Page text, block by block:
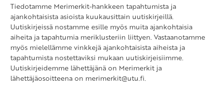
Tiedotamme Merimerkit-hankkeen tapahtumista ja
ajankohtaisista asioista kuukausittain uutiskirjeillä.
Uutiskirjeissä nostamme esille myös muita ajankohtaisia
aiheita ja tapahtumia meriklusteriin liittyen. Vastaanotamme
myös mielellämme vinkkejä ajankohtaisista aiheista ja
tapahtumista nostettaviksi mukaan uutiskirjeisiimme.
Uutiskirjeidemme lähettäjänä on Merimerkit ja
lähettäjäosoitteena on merimerkit@utu.fi.